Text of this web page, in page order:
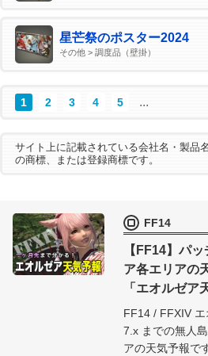
星芒祭のポスター2024
その他 > 調度品（壁掛）
1 2 3 4 5 ...
サイト上に記載されている会社名・製品
の商標、または登録商標です。
FF14
【FF14】パ
ア各エリアの
「エオルゼア
FF14 / FFXIV
7.x までの無人
アの天気予報で